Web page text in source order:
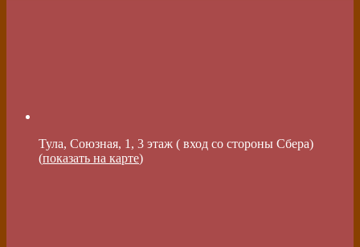
Тула, Союзная, 1, 3 этаж ( вход со стороны Сбера)
(показать на карте)